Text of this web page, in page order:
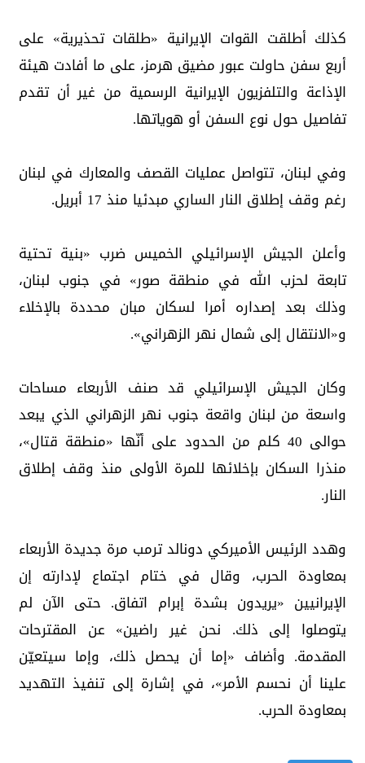
كذلك أطلقت القوات الإيرانية «طلقات تحذيرية» على
أربع سفن حاولت عبور مضيق هرمز، على ما أفادت هيئة
الإذاعة والتلفزيون الإيرانية الرسمية من غير أن تقدم
تفاصيل حول نوع السفن أو هوياتها.
وفي لبنان، تتواصل عمليات القصف والمعارك في لبنان
رغم وقف إطلاق النار الساري مبدئيا منذ 17 أبريل.
وأعلن الجيش الإسرائيلي الخميس ضرب «بنية تحتية
تابعة لحزب الله في منطقة صور» في جنوب لبنان،
وذلك بعد إصداره أمرا لسكان مبان محددة بالإخلاء
و«الانتقال إلى شمال نهر الزهراني».
وكان الجيش الإسرائيلي قد صنف الأربعاء مساحات
واسعة من لبنان واقعة جنوب نهر الزهراني الذي يبعد
حوالى 40 كلم من الحدود على أنّها «منطقة قتال»،
منذرا السكان بإخلائها للمرة الأولى منذ وقف إطلاق
النار.
وهدد الرئيس الأميركي دونالد ترمب مرة جديدة الأربعاء
بمعاودة الحرب، وقال في ختام اجتماع لإدارته إن
الإيرانيين «يريدون بشدة إبرام اتفاق. حتى الآن لم
يتوصلوا إلى ذلك. نحن غير راضين» عن المقترحات
المقدمة. وأضاف «إما أن يحصل ذلك، وإما سيتعيّن
علينا أن نحسم الأمر»، في إشارة إلى تنفيذ التهديد
بمعاودة الحرب.